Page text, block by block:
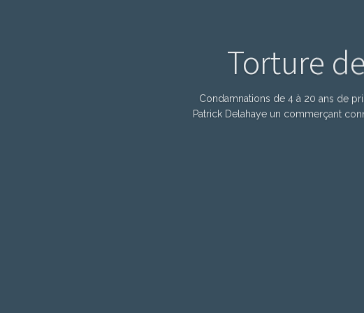
Torture
Condamnations de 4 à 20 ans de
Patrick Delahaye un commerçant